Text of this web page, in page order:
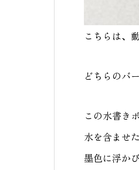
こちらは、
どちらのバ
この水書き
水を含ませ
墨色に浮か